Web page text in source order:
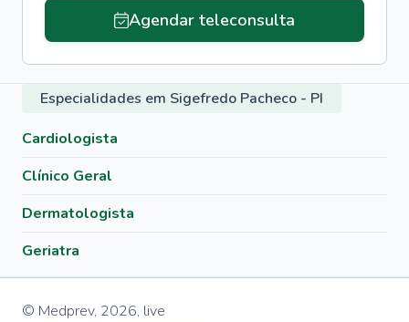
Agendar teleconsulta
Especialidades em Sigefredo Pacheco - PI
Cardiologista
Clínico Geral
Dermatologista
Geriatra
© Medprev, 2026, live